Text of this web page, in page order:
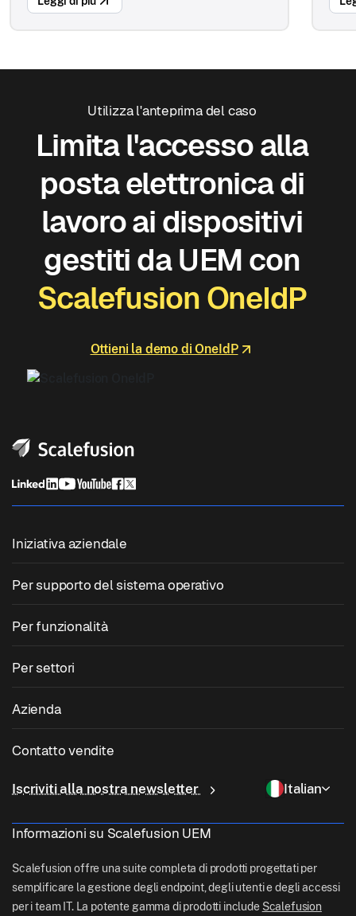
Utilizza l'anteprima del caso
Limita l'accesso alla
posta elettronica di
lavoro ai dispositivi
gestiti da UEM con
Scalefusion OneIdP
Ottieni la demo di OneIdP
Iniziativa aziendale
Software per chioschi
Porta il tuo dispositivo (BYOD)
Per supporto del sistema operativo
Gestione iOS
Gestione Linux
Per funzionalità
Accesso condizionale
Controllo remoto
Per settori
Vendita al dettaglio
Logistica
Azienda
Documentazione di aiuto Scalefusion
Blog Scalefusion
Sala stampa
Contatto vendite
sales[at]scalefusion.com
NZ: +64-9-888-4315
Iscriviti alla nostra newsletter Italian
Informazioni su Scalefusion UEM
Scalefusion offre una suite completa di prodotti progettati per
semplificare la gestione degli endpoint, degli utenti e degli accessi
per i team IT. La potente gamma di prodotti include Scalefusion